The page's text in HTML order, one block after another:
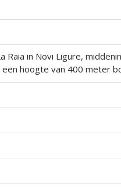
Raia in Novi Ligure,
een hoogte van 400 meter